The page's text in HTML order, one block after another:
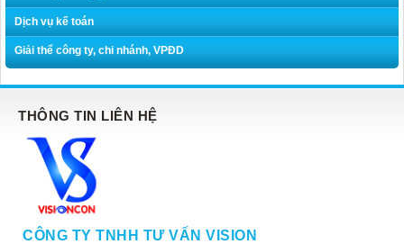
Dịch vụ kế toán
Giải thể công ty, chi nhánh, VPĐD
THÔNG TIN LIÊN HỆ
CÔNG TY TNHH TƯ VẤN VISION